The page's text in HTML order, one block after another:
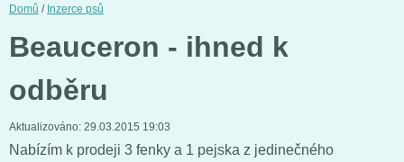
Domů / Inzerce psů
Beauceron - ihned k
odběru
Aktualizováno: 29.03.2015 19:03
Nabízím k prodeji 3 fenky a 1 pejska z jedinečného